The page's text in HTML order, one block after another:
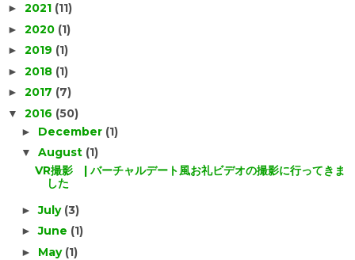
► 2021 (11)
► 2020 (1)
► 2019 (1)
► 2018 (1)
► 2017 (7)
▼ 2016 (50)
► December (1)
▼ August (1)
VR撮影 | バーチャルデート風お礼ビデオの撮影に行ってきま
した
►July (3)
►June (1)
► May (1)